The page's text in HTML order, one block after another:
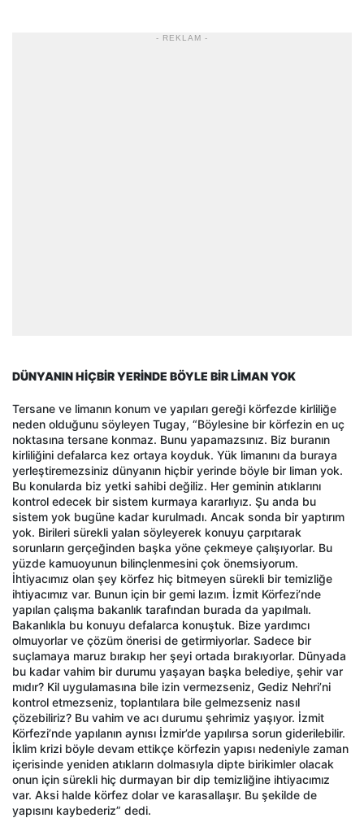
- REKLAM -
DÜNYANIN HİÇBİR YERİNDE BÖYLE BİR LİMAN YOK
Tersane ve limanın konum ve yapıları gereği körfezde kirliliğe
neden olduğunu söyleyen Tugay, “Böylesine bir körfezin en uç
noktasına tersane konmaz. Bunu yapamazsınız. Biz buranın
kirliliğini defalarca kez ortaya koyduk. Yük limanını da buraya
yerleştiremezsiniz dünyanın hiçbir yerinde böyle bir liman yok.
Bu konularda biz yetki sahibi değiliz. Her geminin atıklarını
kontrol edecek bir sistem kurmaya kararlıyız. Şu anda bu
sistem yok bugüne kadar kurulmadı. Ancak sonda bir yaptırım
yok. Birileri sürekli yalan söyleyerek konuyu çarpıtarak
sorunların gerçeğinden başka yöne çekmeye çalışıyorlar. Bu
yüzde kamuoyunun bilinçlenmesini çok önemsiyorum.
İhtiyacımız olan şey körfez hiç bitmeyen sürekli bir temizliğe
ihtiyacımız var. Bunun için bir gemi lazım. İzmit Körfezi’nde
yapılan çalışma bakanlık tarafından burada da yapılmalı.
Bakanlıkla bu konuyu defalarca konuştuk. Bize yardımcı
olmuyorlar ve çözüm önerisi de getirmiyorlar. Sadece bir
suçlamaya maruz bırakıp her şeyi ortada bırakıyorlar. Dünyada
bu kadar vahim bir durumu yaşayan başka belediye, şehir var
mıdır? Kil uygulamasına bile izin vermezseniz, Gediz Nehri’ni
kontrol etmezseniz, toplantılara bile gelmezseniz nasıl
çözebiliriz? Bu vahim ve acı durumu şehrimiz yaşıyor. İzmit
Körfezi’nde yapılanın aynısı İzmir’de yapılırsa sorun giderilebilir.
İklim krizi böyle devam ettikçe körfezin yapısı nedeniyle zaman
içerisinde yeniden atıkların dolmasıyla dipte birikimler olacak
onun için sürekli hiç durmayan bir dip temizliğine ihtiyacımız
var. Aksi halde körfez dolar ve karasallaşır. Bu şekilde de
yapısını kaybederiz” dedi.